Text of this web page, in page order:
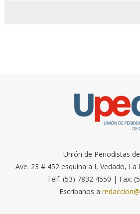
Unión de Periodistas
Ave. 23 # 452 esquina a I, Vedado, La
Telf. (53) 7832 4550 | Fax:
Escríbanos a